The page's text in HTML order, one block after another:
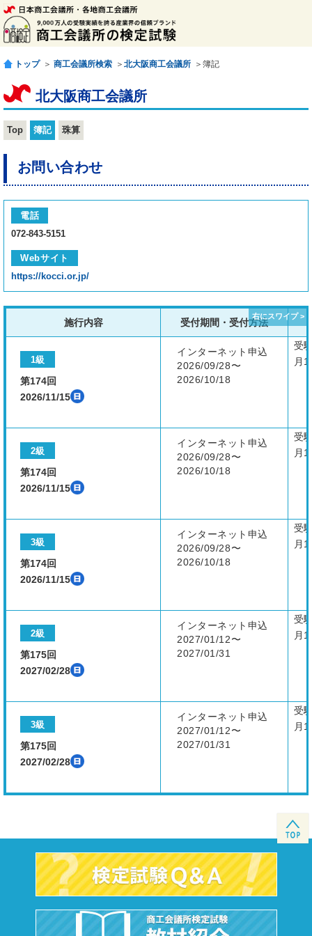
トップ ＞ 商工会議所検索 ＞ 北大阪商工会議所 ＞簿記
北大阪商工会議所
Top 簿記 珠算
お問い合わせ
電話
072-843-5151
Webサイト
https://kocci.or.jp/
施行内容 受付期間・受付方法
1級
第174回
2026/11/15
インターネット申込
2026/09/28〜
2026/10/18
受
月
2級
第174回
2026/11/15
インターネット申込
2026/09/28〜
2026/10/18
受
月
3級
第174回
2026/11/15
インターネット申込
2026/09/28〜
2026/10/18
受
月
2級
第175回
2027/02/28
インターネット申込
2027/01/12〜
2027/01/31
受
月1
3級
第175回
2027/02/28
インターネット申込
2027/01/12〜
2027/01/31
受
月1